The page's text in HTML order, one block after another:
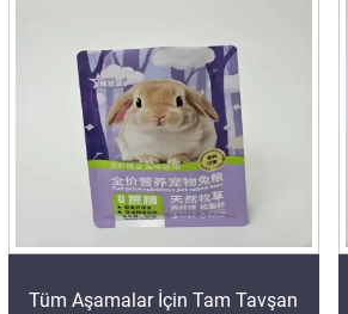
Tüm Aşamalar İçin Tam Tavşan